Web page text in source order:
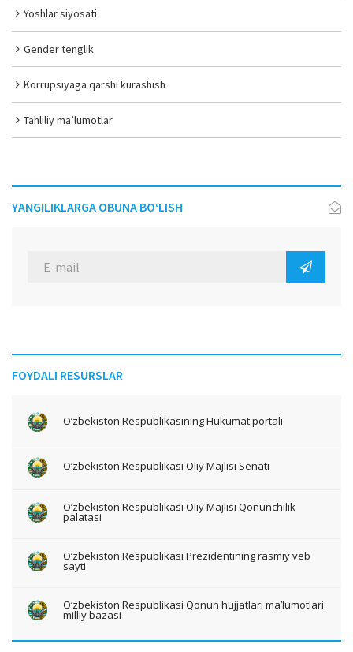
Yoshlar siyosati
Gender tenglik
Korrupsiyaga qarshi kurashish
Tahliliy ma’lumotlar
YANGILIKLARGA OBUNA BO‘LISH
FOYDALI RESURSLAR
O‘zbekiston Respublikasining Hukumat portali
O‘zbekiston Respublikasi Oliy Majlisi Senati
O‘zbekiston Respublikasi Oliy Majlisi Qonunchilik
palatasi
O‘zbekiston Respublikasi Prezidentining rasmiy veb
sayti
O‘zbekiston Respublikasi Qonun hujjatlari ma’lumotlari
milliy bazasi